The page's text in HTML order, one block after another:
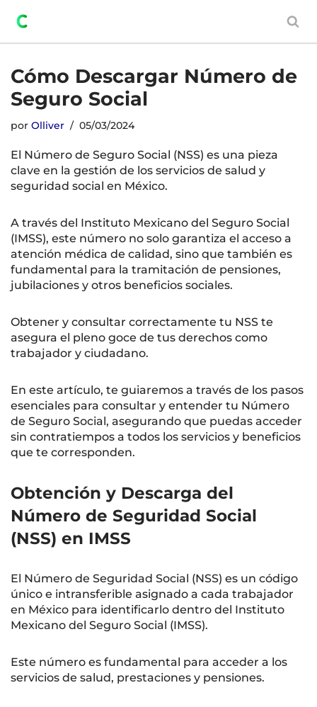
contenido
Cómo Descargar Número de
Seguro Social
por Olliver 05/03/2024
El Número de Seguro Social (NSS) es una pieza
clave en la gestión de los servicios de salud y
seguridad social en México.
A través del Instituto Mexicano del Seguro Social
(IMSS), este número no solo garantiza el acceso a
atención médica de calidad, sino que también es
fundamental para la tramitación de pensiones,
jubilaciones y otros beneficios sociales.
Obtener y consultar correctamente tu NSS te
asegura el pleno goce de tus derechos como
trabajador y ciudadano.
En este artículo, te guiaremos a través de los pasos
esenciales para consultar y entender tu Número
de Seguro Social, asegurando que puedas acceder
sin contratiempos a todos los servicios y beneficios
que te corresponden.
Obtención y Descarga del
Número de Seguridad Social
(NSS) en IMSS
El Número de Seguridad Social (NSS) es un código
único e intransferible asignado a cada trabajador
en México para identificarlo dentro del Instituto
Mexicano del Seguro Social (IMSS).
Este número es fundamental para acceder a los
servicios de salud, prestaciones y pensiones.